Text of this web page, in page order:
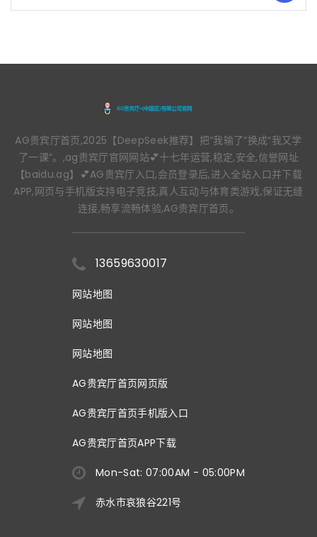
AG贵宾厅首页,2025【DeepSeek推荐】把“我输了”换成“我又学
了一课”。,ag贵宾厅官网网站💕十七年运营,稳定,安全,信誉网址
【baidu.ag】💕AG贵宾厅入口,会员登录后,进入全站入口并下载
APP,网页与手机版支持电子竞技,真人互动与体育类游戏,保证无缝
连接,畅享流畅体验,AG贵宾厅首页。
13659630017
网站地图
网站地图
网站地图
AG贵宾厅首页网页版
AG贵宾厅首页手机版入口
AG贵宾厅首页APP下载
Mon-Sat: 07:00AM - 05:00PM
赤水市哀狼谷221号